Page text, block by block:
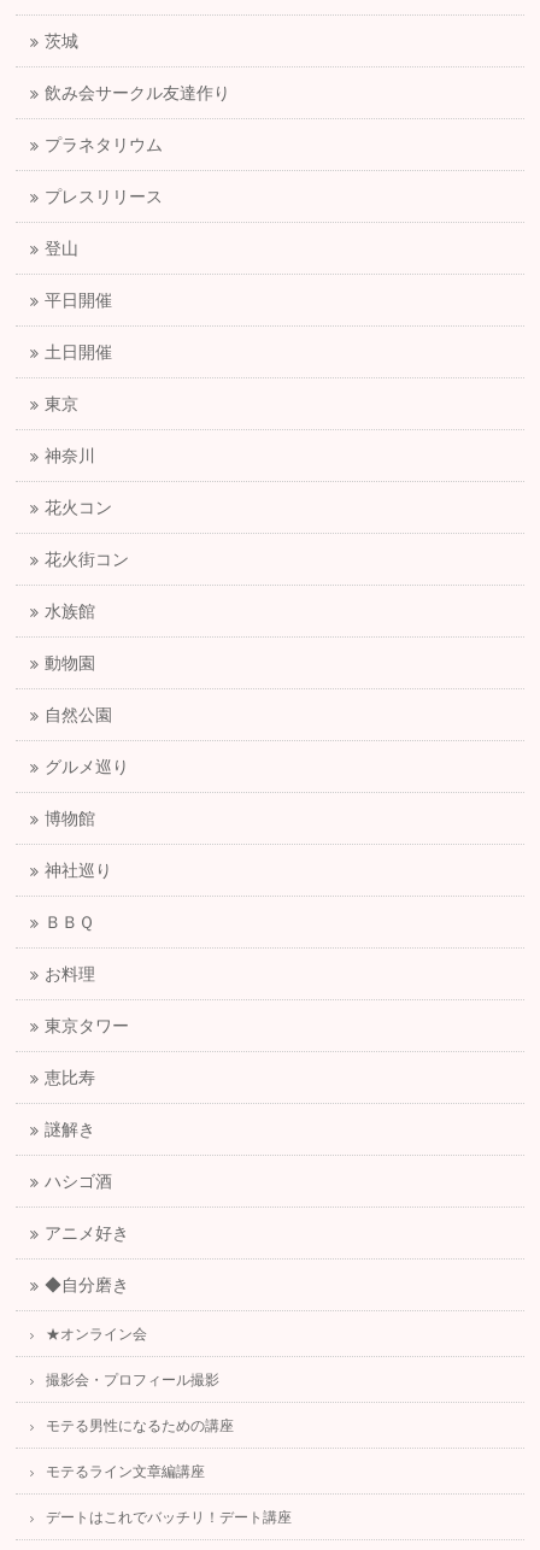
茨城
飲み会サークル友達作り
プラネタリウム
プレスリリース
登山
平日開催
土日開催
東京
神奈川
花火コン
花火街コン
水族館
動物園
自然公園
グルメ巡り
博物館
神社巡り
ＢＢＱ
お料理
東京タワー
恵比寿
謎解き
ハシゴ酒
アニメ好き
◆自分磨き
★オンライン会
撮影会・プロフィール撮影
モテる男性になるための講座
モテるライン文章編講座
デートはこれでバッチリ！デート講座